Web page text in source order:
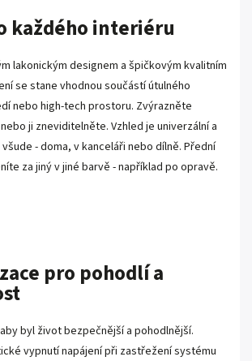
každého interiéru
lakonickým designem a špičkovým kvalitním
se stane vhodnou součástí útulného
nebo high-tech prostoru. Zvýrazněte
ji zneviditelněte. Vzhled je univerzální a
- doma, v kanceláři nebo dílně. Přední
za jiný v jiné barvě - například po opravě.
pro pohodlí a
byl život bezpečnější a pohodlnější.
vypnutí napájení při zastřežení systému